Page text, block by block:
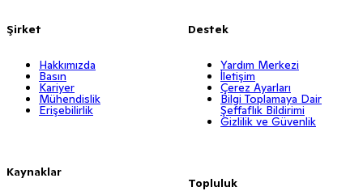
Şirket
Hakkımızda
Basın
Kariyer
Mühendislik
Erişebilirlik
Kaynaklar
Destek
Yardım Merkezi
İletişim
Çerez Ayarları
Bilgi Toplamaya Dair
Şeffaflık Bildirimi
Gizlilik ve Güvenlik
Topluluk